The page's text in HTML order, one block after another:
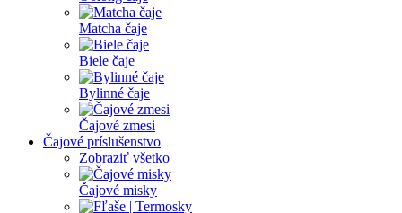
Matcha čaje
Biele čaje
Bylinné čaje
Čajové zmesi
Čajové príslušenstvo
Zobraziť všetko
Čajové misky